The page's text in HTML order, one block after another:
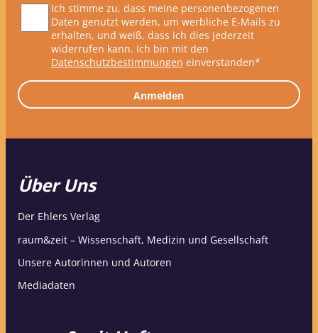
Ich stimme zu, dass meine personenbezogenen
Daten genutzt werden, um werbliche E-Mails zu
erhalten, und weiß, dass ich dies jederzeit
widerrufen kann. Ich bin mit den
Datenschutzbestimmungen einverstanden*
Anmelden
Über Uns
Der Ehlers Verlag
raum&zeit – Wissenschaft, Medizin und Gesellschaft
Unsere Autorinnen und Autoren
Mediadaten